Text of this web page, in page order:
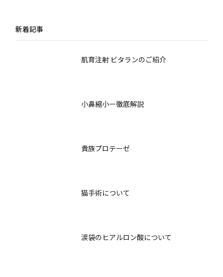
新着記事
肌育注射 ビタランのご紹介
小鼻縮小ー徹底解説
貴族プロテーゼ
猫手術について
涙袋のヒアルロン酸について